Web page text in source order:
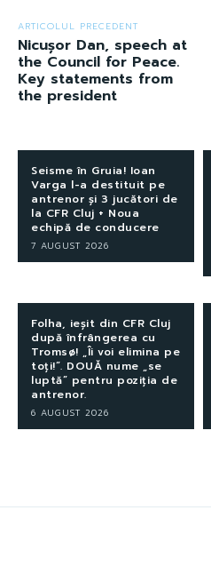
ARTICOLUL PRECEDENT
Nicușor Dan, speech at
the Council for Peace.
Key statements from
the president
Seisme în Gruia! Ioan
Varga l-a destituit pe
antrenor și 3 jucători de
la CFR Cluj + Noua
echipă de conducere
7 AUGUST 2026
Folha, ieșit din CFR Cluj
după înfrângerea cu
Tromsø! „Îi voi elimina pe
toți!”. DOUĂ nume „se
luptă” pentru poziția de
antrenor.
6 AUGUST 2026